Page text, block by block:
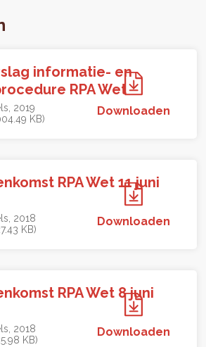
informatie- en
RPA Wet
2019
KB)
Downloaden
RPA Wet 11 juni
2018
KB)
Downloaden
RPA Wet 8 juni
2018
KB)
Downloaden